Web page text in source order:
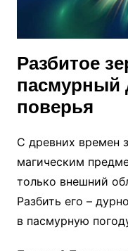
Разбитое
пасмурный
поверья
С древних времен
магическим
только внешний
Разбить его –
в пасмурную